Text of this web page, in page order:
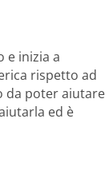
e inizia a
rispetto ad
da poter aiutare
ed è